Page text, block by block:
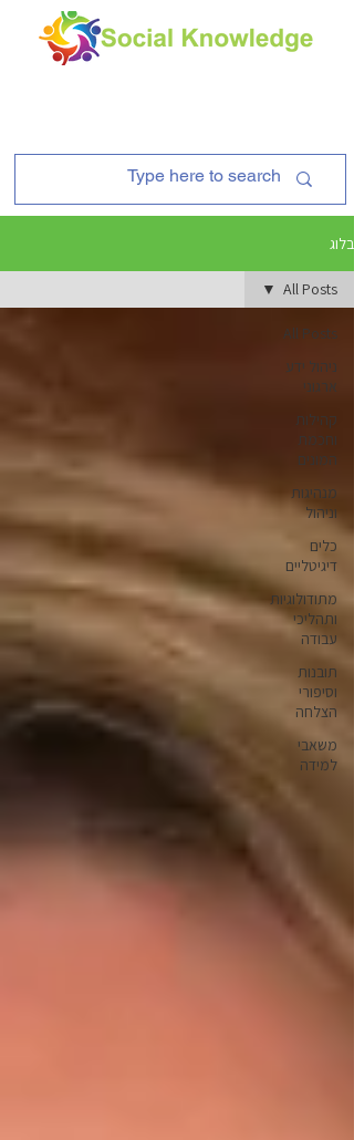
בלוג
All Posts
ניהול ידע
ארגוני
קהילות
וחכמת
המונים
מנהיגות
וניהול
כלים
דיגיטליים
מתודולוגיות
ותהליכי
עבודה
תובנות
וסיפורי
הצלחה
משאבי
למידה
All Posts